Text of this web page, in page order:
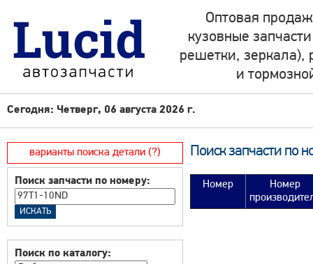
Оптовая
кузовные
решетки, зеркала),
и
Сегодня: Четверг, 06 августа 2026 г.
варианты поиска детали (?)
Поиск запчасти по номеру:
Поиск по каталогу:
Поиск запчасти по
Номер
Номер